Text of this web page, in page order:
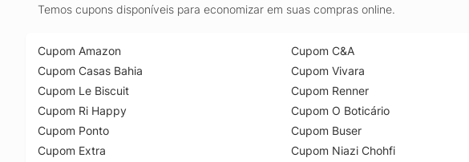
Temos cupons disponíveis para economizar em suas compras online.
Cupom Amazon
Cupom Casas Bahia
Cupom Le Biscuit
Cupom Ri Happy
Cupom Ponto
Cupom Extra
Cupom C&A
Cupom Vivara
Cupom Renner
Cupom O Boticário
Cupom Buser
Cupom Niazi Chohfi